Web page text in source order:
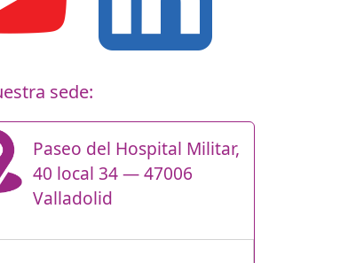
sede:
Paseo del Hospital Militar,
40 local 34 — 47006
Valladolid